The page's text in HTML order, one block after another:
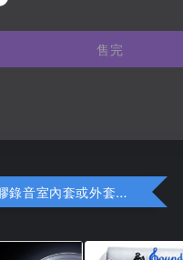
售完
享有黑膠錄音室內套或外套折扣